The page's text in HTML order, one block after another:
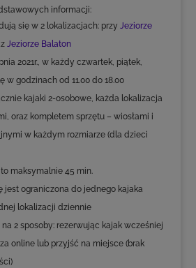
informacji:
się w 2 lokalizacjach: przy Jeziorze
Jeziorze Balaton
2021r., w każdy czwartek, piątek,
w godzinach od 11.00 do 18.00
kajaki 2-osobowe, każda lokalizacja
oraz kompletem sprzętu – wiosłami i
w każdym rozmiarze (dla dzieci
maksymalnie 45 min.
jest ograniczona do jednego kajaka
lokalizacji dziennie
2 sposoby: rezerwując kajak wcześniej
online lub przyjść na miejsce (brak